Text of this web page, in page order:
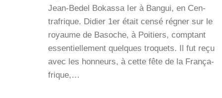
Jean-Bedel Bokas­sa Ier à Ban­gui, en Cen­
tra­frique. Didier 1er était cen­sé régner sur le
royaume de Basoche, à Poi­tiers, comp­tant
essen­tiel­le­ment quelques tro­quets. Il fut reçu
avec les hon­neurs, à cette fête de la Fran­ça­
frique,…